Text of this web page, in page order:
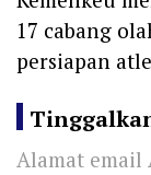
17 cabang
persiapan
Alamat email